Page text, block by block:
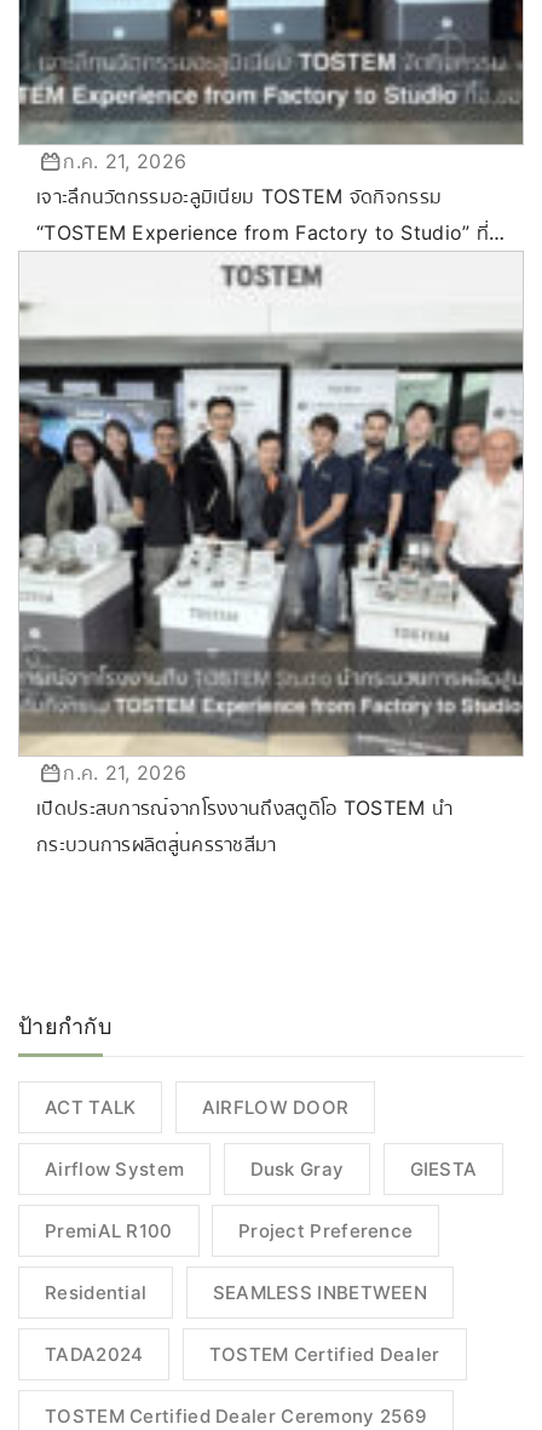
ก.ค. 21, 2026
เจาะลึกนวัตกรรมอะลูมิเนียม TOSTEM จัดกิจกรรม
“TOSTEM Experience from Factory to Studio” ที่
ก.ค. 21, 2026
เปิดประสบการณ์จากโรงงานถึงสตูดิโอ TOSTEM นำ
กระบวนการผลิตสู่นครราชสีมา
ป้ายกำกับ
ACT TALK AIRFLOW DOOR
Airflow System Dusk Gray GIESTA
PremiAL R100 Project Preference
Residential SEAMLESS INBETWEEN
TADA2024 TOSTEM Certified Dealer
TOSTEM Certified Dealer Ceremony 2569